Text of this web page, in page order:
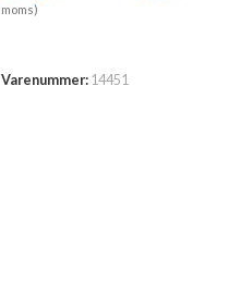
moms)
Varenummer: 14451